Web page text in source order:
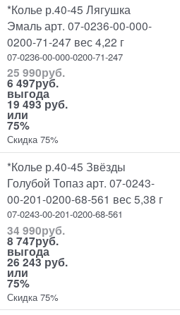
*Колье р.40-45 Лягушка
Эмаль арт. 07-0236-00-000-
0200-71-247 вес 4,22 г
07-0236-00-000-0200-71-247
25 990руб.
6 497руб.
выгода
19 493 руб.
или
75%
Скидка 75%
*Колье р.40-45 Звёзды
Голубой Топаз арт. 07-0243-
00-201-0200-68-561 вес 5,38 г
07-0243-00-201-0200-68-561
34 990руб.
8 747руб.
выгода
26 243 руб.
или
75%
Скидка 75%